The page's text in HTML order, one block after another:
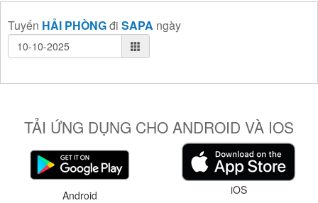
Tuyến HẢI PHÒNGđi SAPA ngày
TẢI ỨNG DỤNG CHO ANDROID VÀ IOS
Android iOS